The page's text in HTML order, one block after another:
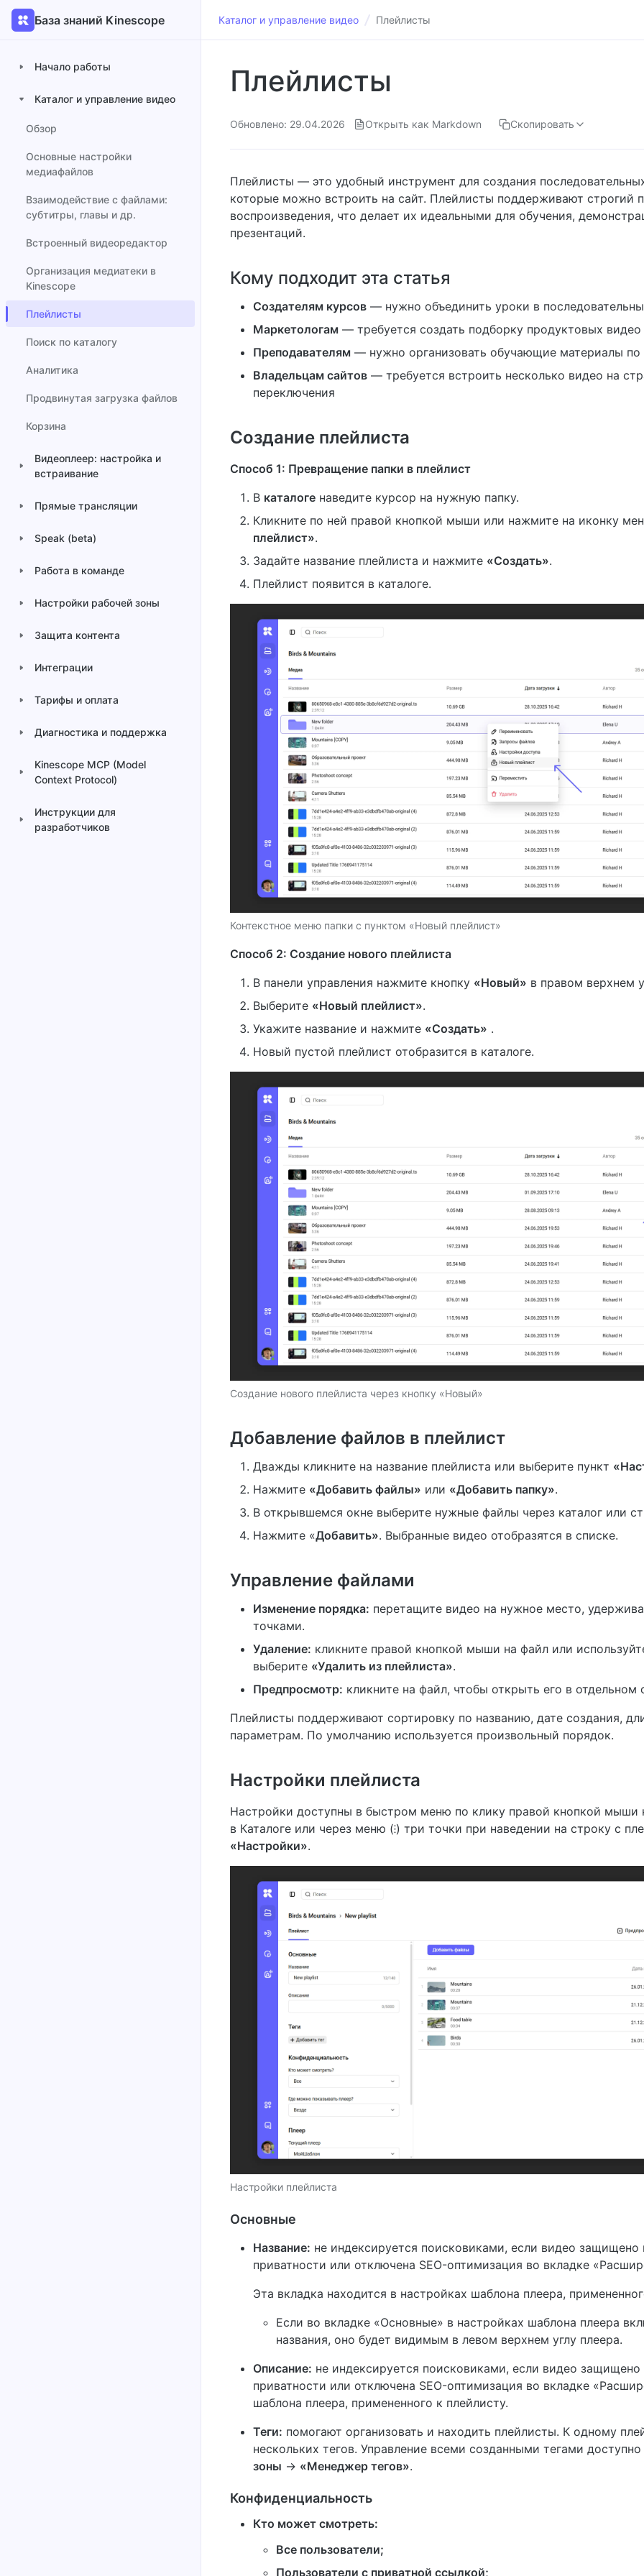
База знаний Kinescope
Начало работы
Каталог и управление видео
Обзор
Основные настройки
медиафайлов
Взаимодействие с файлами:
субтитры, главы и др.
Встроенный видеоредактор
Организация медиатеки в
Kinescope
Плейлисты
Поиск по каталогу
Аналитика
Продвинутая загрузка файлов
Корзина
Видеоплеер: настройка и
встраивание
Прямые трансляции
Speak (beta)
Работа в команде
Настройки рабочей зоны
Защита контента
Интеграции
Тарифы и оплата
Диагностика и поддержка
Kinescope MCP (Model
Context Protocol)
Инструкции для
разработчиков
Каталог и управление видео Плейлисты
Плейлисты
Обновлено: 29.04.2026 Открыть как Markdown Скопировать
Плейлисты — это удобный инструмент для создания
которые можно встроить на сайт. Плейлисты поддерживают строгий
воспроизведения, что делает их идеальными для обучения,
презентаций.
Кому подходит эта статья
Создателям курсов — нужно объединить уроки в
Маркетологам — требуется создать подборку продуктовых видео
Преподавателям — нужно организовать обучающие материалы
Владельцам сайтов — требуется встроить несколько видео на
переключения
Создание плейлиста
Способ 1: Превращение папки в плейлист
В каталоге наведите курсор на нужную папку.
Кликните по ней правой кнопкой мыши или нажмите на иконку
плейлист».
Задайте название плейлиста и нажмите «Создать».
Плейлист появится в каталоге.
Контекстное меню папки с пунктом «Новый плейлист»
Способ 2: Создание нового плейлиста
В панели управления нажмите кнопку «Новый» в правом верхнем
Выберите «Новый плейлист».
Укажите название и нажмите «Создать» .
Новый пустой плейлист отобразится в каталоге.
Создание нового плейлиста через кнопку «Новый»
Добавление файлов в плейлист
Дважды кликните на название плейлиста или выберите пункт
Нажмите «Добавить файлы» или «Добавить папку».
В открывшемся окне выберите нужные файлы через каталог или
Нажмите «Добавить». Выбранные видео отобразятся в списке.
Управление файлами
Изменение порядка: перетащите видео на нужное место,
точками.
Удаление: кликните правой кнопкой мыши на файл или
выберите «Удалить из плейлиста».
Предпросмотр: кликните на файл, чтобы открыть его в отдельном
Плейлисты поддерживают сортировку по названию, дате создания,
параметрам. По умолчанию используется произвольный порядок.
Настройки плейлиста
Настройки доступны в быстром меню по клику правой кнопкой мыши
в Каталоге или через меню (⁝) три точки при наведении на строку с
«Настройки».
Настройки плейлиста
Основные
Название: не индексируется поисковиками, если видео защищено
приватности или отключена SEO-оптимизация во вкладке
Эта вкладка находится в настройках шаблона плеера,
Если во вкладке «Основные» в настройках шаблона плеера
названия, оно будет видимым в левом верхнем углу плеера.
Описание: не индексируется поисковиками, если видео
приватности или отключена SEO-оптимизация во вкладке
шаблона плеера, примененного к плейлисту.
Теги: помогают организовать и находить плейлисты. К одному
нескольких тегов. Управление всеми созданными тегами
зоны → «Менеджер тегов».
Конфиденциальность
Кто может смотреть:
Все пользователи;
Пользователи с приватной ссылкой;